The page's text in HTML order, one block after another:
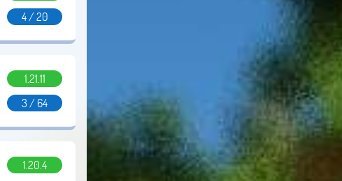
4 / 20
1.21.11
3 / 64
1.20.4